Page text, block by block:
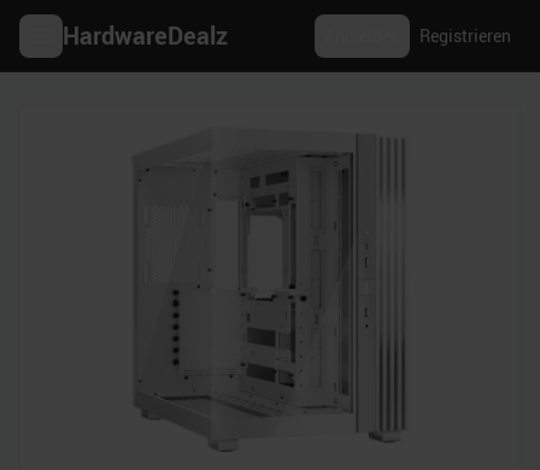
HardwareDealz Registrieren